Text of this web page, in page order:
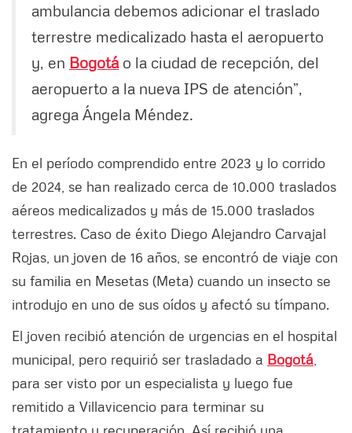
ambulancia debemos adicionar el traslado
terrestre medicalizado hasta el aeropuerto
y, en Bogotáo la ciudad de recepción, del
aeropuerto a la nueva IPS de atención”,
agrega Ángela Méndez.
En el período comprendido entre 2023 y lo corrido
de 2024, se han realizado cerca de 10.000 traslados
aéreos medicalizados y más de 15.000 traslados
terrestres. Caso de éxito Diego Alejandro Carvajal
Rojas, un joven de 16 años, se encontró de viaje con
su familia en Mesetas (Meta) cuando un insecto se
introdujo en uno de sus oídos y afectó su tímpano.
El joven recibió atención de urgencias en el hospital
municipal, pero requirió ser trasladado a Bogotá
para ser visto por un especialista y luego fue
remitido a Villavicencio para terminar su